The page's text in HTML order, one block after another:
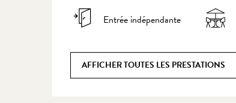
Entrée indépendante
AFFICHER TOUTES LES PRESTATIONS